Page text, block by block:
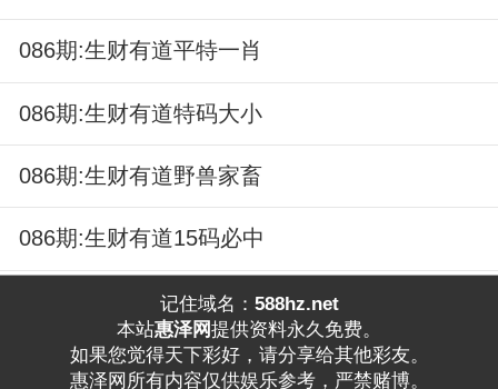
086期:生财有道平特一肖
086期:生财有道特码大小
086期:生财有道野兽家畜
086期:生财有道15码必中
记住域名： 588hz.net
本站惠泽网提供资料永久免费。
如果您觉得天下彩好，请分享给其他彩友。
惠泽网所有内容仅供娱乐参考，严禁赌博。